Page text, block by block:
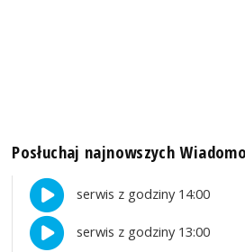
Posłuchaj najnowszych
serwis z godziny 14:00
serwis z godziny 13:00